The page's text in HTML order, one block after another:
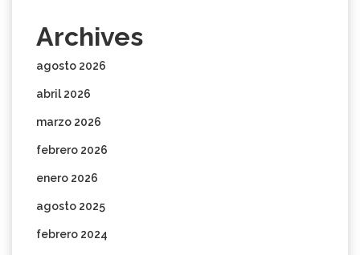
Archives
agosto 2026
abril 2026
marzo 2026
febrero 2026
enero 2026
agosto 2025
febrero 2024